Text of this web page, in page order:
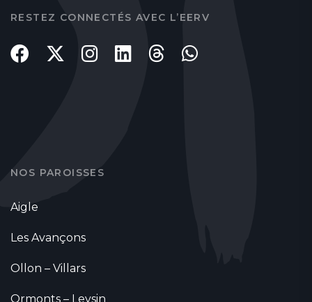
RESTEZ CONNECTÉS AVEC L’EERV
NOS PAROISSES
Aigle
Les Avançons
Ollon – Villars
Ormonts – Leysin